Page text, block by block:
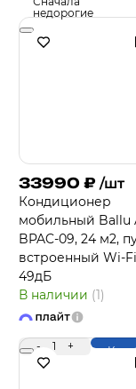
недорогие
33990 ₽ /шт
Кондиционер
мобильный Ballu
BPAC-09, 24 м2,
встроенный Wi-
49дБ
В наличии (1)
- 1 +